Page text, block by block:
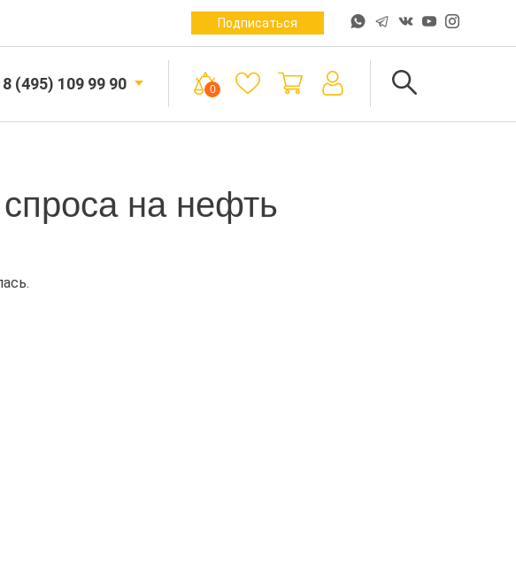
Подписаться
8 (495) 109 99 90 0
на нефть